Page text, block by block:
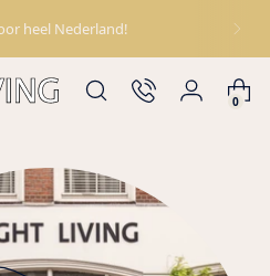
heel Nederland!
0